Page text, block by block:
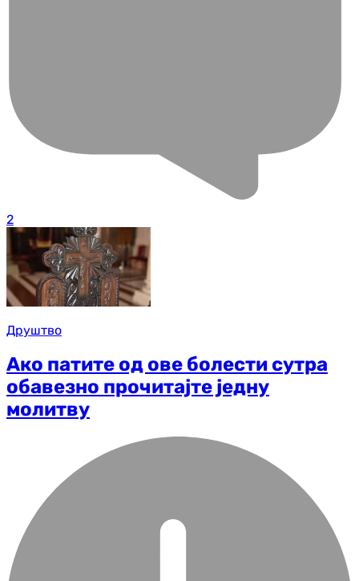
2
Друштво
Ако патите од ове болести сутра
обавезно прочитајте једну
молитву